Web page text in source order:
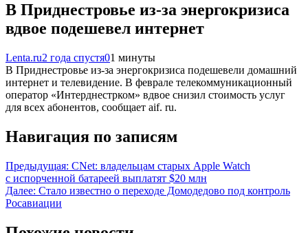
В Приднестровье из-за энергокризиса
вдвое подешевел интернет
Lenta.ru2 года спустя01 минуты
В Приднестровье из-за энергокризиса подешевели домашний
интернет и телевидение. В феврале телекоммуникационный
оператор «Интерднестрком» вдвое снизил стоимость услуг
для всех абонентов, сообщает aif. ru.
Навигация по записям
Предыдущая: CNet: владельцам старых Apple Watch
с испорченной батареей выплатят $20 млн
Далее: Стало известно о переходе Домодедово под контроль
Росавиации